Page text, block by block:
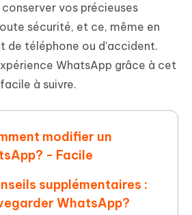
vos précieuses
sécurité, et ce, même en
de téléphone ou d'accident.
WhatsApp grâce à cet
à suivre.
modifier un
- Facile
supplémentaires :
WhatsApp?